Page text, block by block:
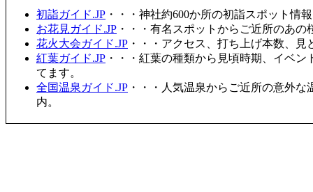
初詣ガイド.JP ・・・神社約600か所の初詣スポット情
お花見ガイド.JP ・・・有名スポットからご近所のあ
花火大会ガイド.JP ・・・アクセス、打ち上げ本数、
紅葉ガイド.JP ・・・紅葉の種類から見頃時期、イベ
てます。
全国温泉ガイド.JP ・・・人気温泉からご近所の意外
内。